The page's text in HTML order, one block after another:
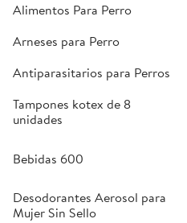
Alimentos Para Perro
Arneses para Perro
Antiparasitarios para Perros
Tampones kotex de 8
unidades
Bebidas 600
Desodorantes Aerosol para
Mujer Sin Sello